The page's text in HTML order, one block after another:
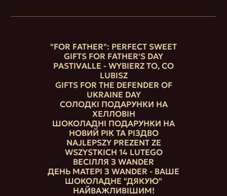
"FOR FATHER": PERFECT SWEET
GIFTS FOR FATHER'S DAY
PASTIVALLE - WYBIERZ TO, CO
LUBISZ
GIFTS FOR THE DEFENDER OF
UKRAINE DAY
СОЛОДКІ ПОДАРУНКИ НА
ХЕЛЛОВІН
ШОКОЛАДНІ ПОДАРУНКИ НА
НОВИЙ РІК ТА РІЗДВО
NAJLEPSZY PREZENT ZE
WSZYSTKICH 14 LUTEGO
ВЕСІЛЛЯ З WANDER
ДЕНЬ МАТЕРІ З WANDER - ВАШЕ
ШОКОЛАДНЕ "ДЯКУЮ"
НАЙВАЖЛИВІШИМ!